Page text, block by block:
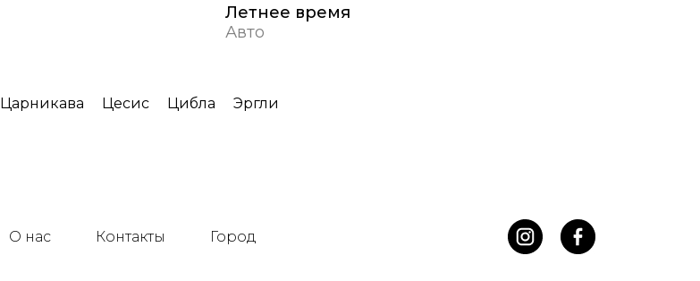
Летнее время
Авто
Царникава Цесис Цибла Эргли
О нас Контакты Город